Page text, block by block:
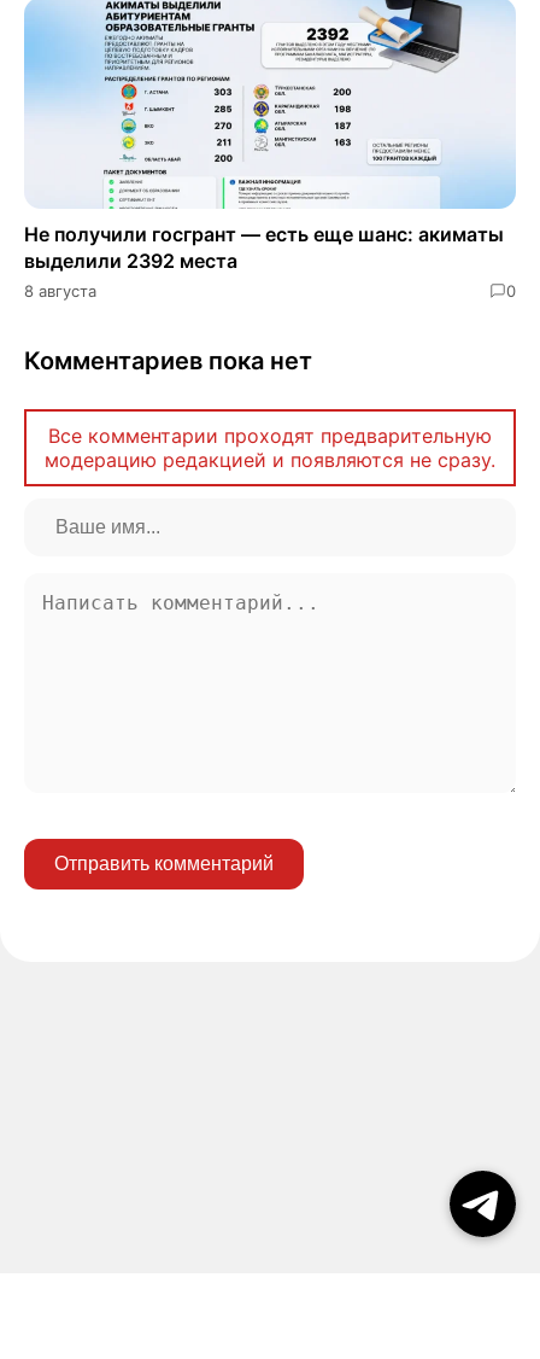
Не получили госгрант — есть еще шанс: акиматы
выделили 2392 места
8 августа 0
Комментариев пока нет
Все комментарии проходят предварительную
модерацию редакцией и появляются не сразу.
Отправить комментарий